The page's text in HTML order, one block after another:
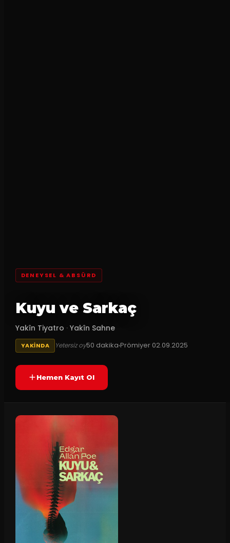
DENEYSEL & ABSÜRD
Kuyu ve Sarkaç
Yakîn Tiyatro · Yakîn Sahne
YAKINDA Yetersiz oy50 dakikaPrömiyer 02.09.2025
Hemen Kayıt Ol